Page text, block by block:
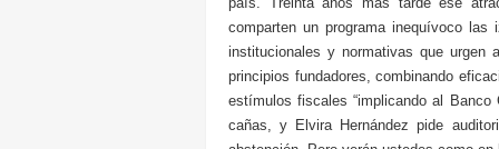
comparten un programa inequívoco las
institucionales y normativas que urgen
principios fundadores, combinando
estímulos fiscales “implicando al
cañas, y Elvira Hernández pide